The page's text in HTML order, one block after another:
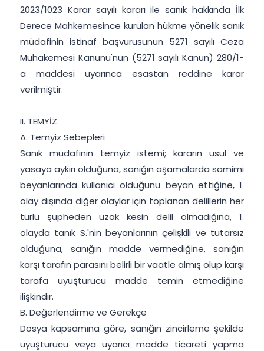
2023/1023 Karar sayılı kararı ile sanık hakkında İlk
Derece Mahkemesince kurulan hükme yönelik sanık
müdafinin istinaf başvurusunun 5271 sayılı Ceza
Muhakemesi Kanunu'nun (5271 sayılı Kanun) 280/1-
a maddesi uyarınca esastan reddine karar
verilmiştir.
II. TEMYİZ
A. Temyiz Sebepleri
Sanık müdafinin temyiz istemi; kararın usul ve
yasaya aykırı olduğuna, sanığın aşamalarda samimi
beyanlarında kullanıcı olduğunu beyan ettiğine, 1.
olay dışında diğer olaylar için toplanan delillerin her
türlü şüpheden uzak kesin delil olmadığına, 1.
olayda tanık S.'nin beyanlarının çelişkili ve tutarsız
olduğuna, sanığın madde vermediğine, sanığın
karşı tarafın parasını belirli bir vaatle almış olup karşı
tarafa uyuşturucu madde temin etmediğine
ilişkindir.
B. Değerlendirme ve Gerekçe
Dosya kapsamına göre, sanığın zincirleme şekilde
uyuşturucu veya uyarıcı madde ticareti yapma